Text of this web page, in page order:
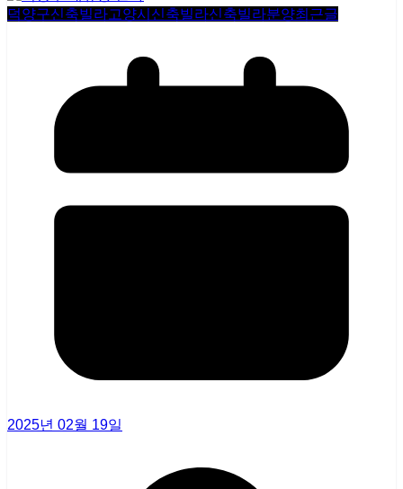
덕양구신축빌라고양시신축빌라신축빌라분양최근글
2025년 02월 19일